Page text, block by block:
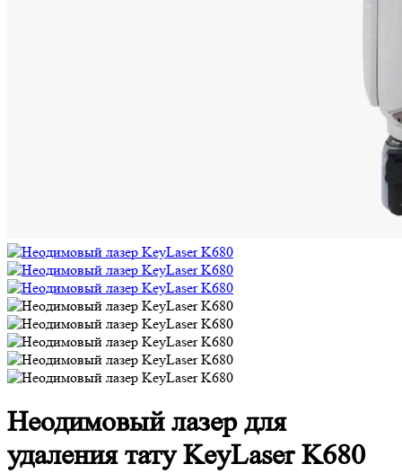
Неодимовый лазер для
удаления тату KeyLaser K680